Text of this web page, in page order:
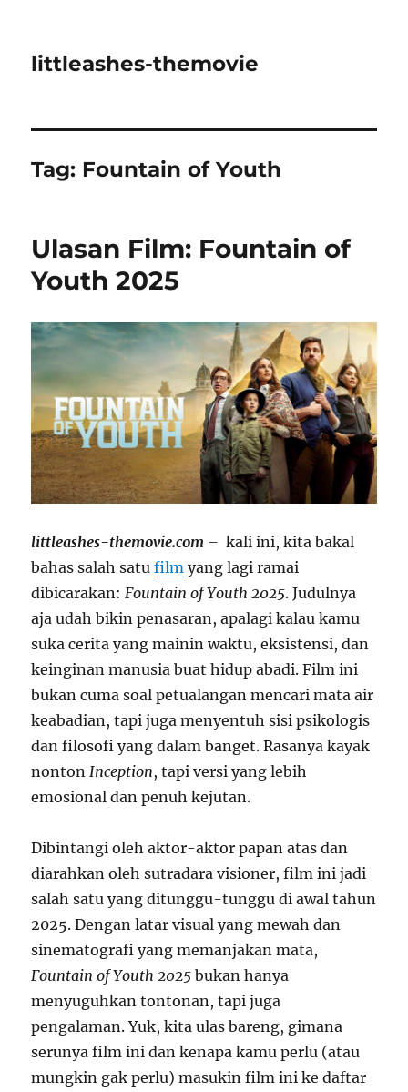
littleashes-themovie
Tag: Fountain of Youth
Ulasan Film: Fountain of
Youth 2025
littleashes-themovie.com – kali ini, kita bakal
bahas salah satufilm yang lagi ramai
dibicarakan: Fountain of Youth 2025. Judulnya
aja udah bikin penasaran, apalagi kalau kamu
suka cerita yang mainin waktu, eksistensi, dan
keinginan manusia buat hidup abadi. Film ini
bukan cuma soal petualangan mencari mata air
keabadian, tapi juga menyentuh sisi psikologis
dan filosofi yang dalam banget. Rasanya kayak
nonton Inception, tapi versi yang lebih
emosional dan penuh kejutan.
Dibintangi oleh aktor-aktor papan atas dan
diarahkan oleh sutradara visioner, film ini jadi
salah satu yang ditunggu-tunggu di awal tahun
2025. Dengan latar visual yang mewah dan
sinematografi yang memanjakan mata,
Fountain of Youth 2025 bukan hanya
menyuguhkan tontonan, tapi juga
pengalaman. Yuk, kita ulas bareng, gimana
serunya film ini dan kenapa kamu perlu (atau
mungkin gak perlu) masukin film ini ke daftar